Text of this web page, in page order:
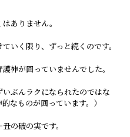
ありません。
いく限り、ずっと続くのです。
神が回っていませんでした。
ぶんラクになられたのではな
なものが回っています。）
の破の実です。